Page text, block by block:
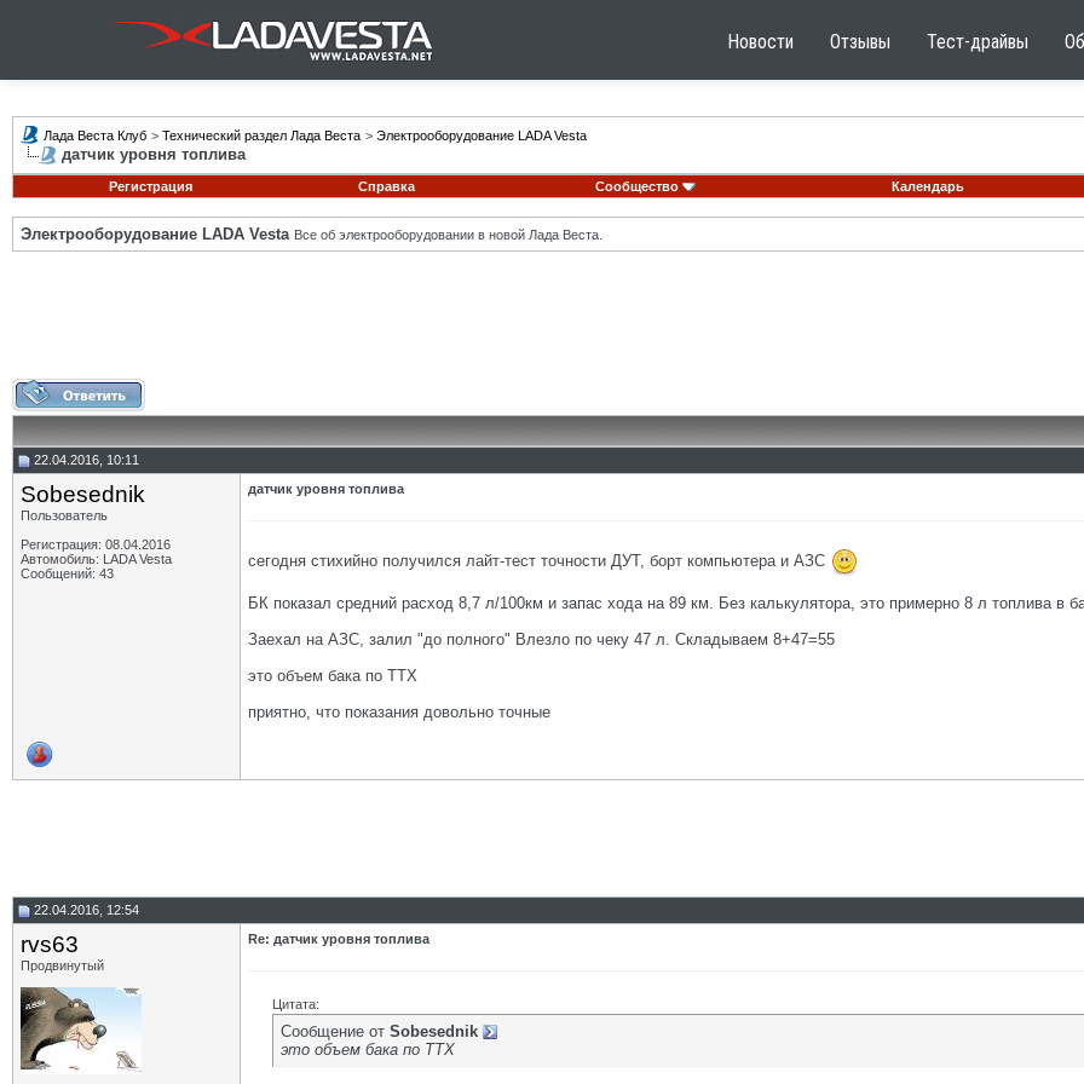
Новости Отзывы Тест-драйвы
Лада Веста Клуб > Технический раздел Лада Веста > Электрооборудование LADA Vesta
датчик уровня топлива
Регистрация Справка Сообщество Календарь
Электрооборудование LADA Vesta Все об электрооборудовании в новой Лада Веста.
22.04.2016, 10:11
Sobesednik
Пользователь
Регистрация: 08.04.2016
Автомобиль: LADA Vesta
Сообщений: 43
датчик уровня топлива
сегодня стихийно получился лайт-тест точности ДУТ, борт компьютера и АЗС
БК показал средний расход 8,7 л/100км и запас хода на 89 км. Без калькулятора, это примерно 8 л топлива в
Заехал на АЗС, залил "до полного" Влезло по чеку 47 л. Складываем 8+47=55
это объем бака по ТТХ
приятно, что показания довольно точные
22.04.2016, 12:54
rvs63
Продвинутый
Re: датчик уровня топлива
Цитата:
Сообщение от Sobesednik
это объем бака по ТТХ